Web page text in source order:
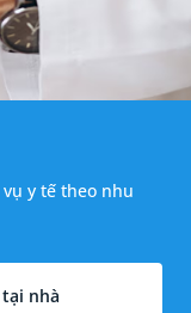
y tế theo nhu
nhà